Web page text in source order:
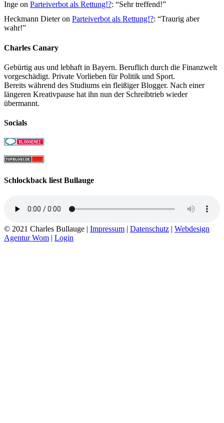
Inge on Parteiverbot als Rettung!?: “Sehr treffend!”
Heckmann Dieteron Parteiverbot als Rettung!?: “Traurig aber
wahr!”
Charles Canary
Gebürtig aus und lebhaft in Bayern. Beruflich durch die Finanzwelt
vorgeschädigt. Private Vorlieben für Politik und Sport.
Bereits während des Studiums ein fleißiger Blogger. Nach einer
längeren Kreativpause hat ihn nun der Schreibtrieb wieder
übermannt.
Socials
Schlockback liest Bullauge
© 2021 Charles Bullauge | Impressum | Datenschutz | Webdesign
Agentur Wom | Login